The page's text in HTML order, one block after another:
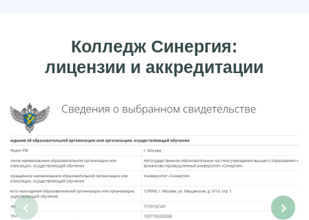
Колледж Синергия:
лицензии и аккредитации
‹ ›